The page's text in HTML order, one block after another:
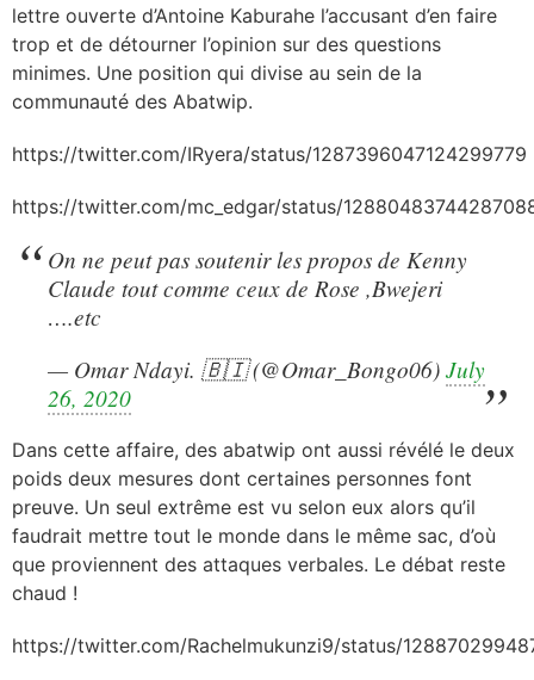
lettre ouverte d’Antoine Kaburahe l’accusant d’en faire
trop et de détourner l’opinion sur des questions
minimes. Une position qui divise au sein de la
communauté des Abatwip.
https://twitter.com/IRyera/status/1287396047124299779
https://twitter.com/mc_edgar/status/
On ne peut pas soutenir les propos de Kenny
Claude tout comme ceux de Rose ,Bwejeri
….etc
— Omar Ndayi. 🇧🇮 (@Omar_Bongo06)July
26, 2020
Dans cette affaire, des abatwip ont aussi révélé le deux
poids deux mesures dont certaines personnes font
preuve. Un seul extrême est vu selon eux alors qu’il
faudrait mettre tout le monde dans le même sac, d’où
que proviennent des attaques verbales. Le débat reste
chaud !
https://twitter.com/Rachelmukunzi9/status/